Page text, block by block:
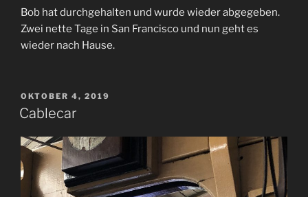
Bob hat durchgehalten und wurde wieder abgegeben.
Zwei nette Tage in San Francisco und nun geht es
wieder nach Hause.
VERÖFFENTLICHT
AM
OKTOBER 4, 2019
Cablecar